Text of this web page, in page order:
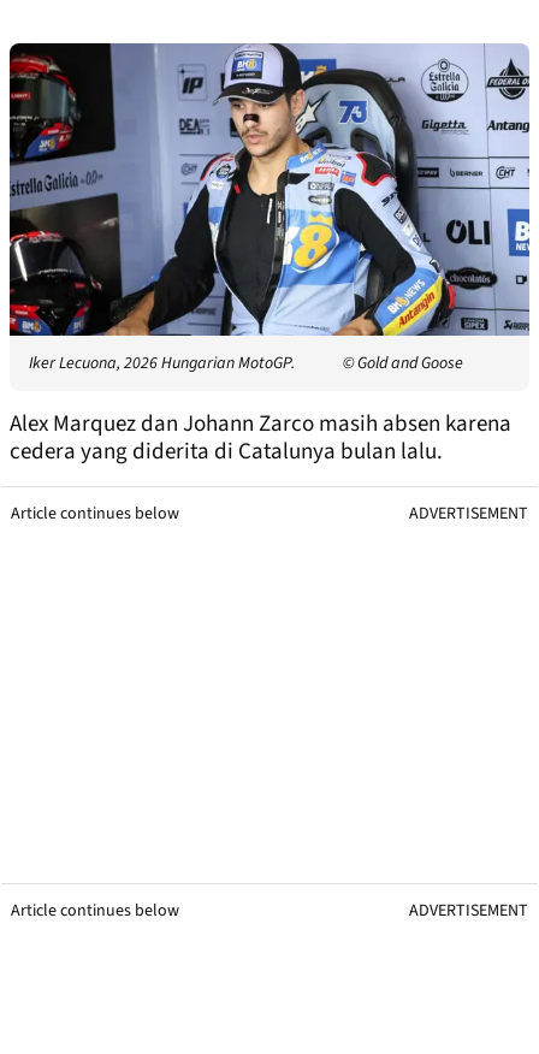
Iker Lecuona, 2026 Hungarian MotoGP. © Gold and Goose
Alex Marquez dan Johann Zarco masih absen karena
cedera yang diderita di Catalunya bulan lalu.
Article continues below ADVERTISEMENT
Article continues below ADVERTISEMENT